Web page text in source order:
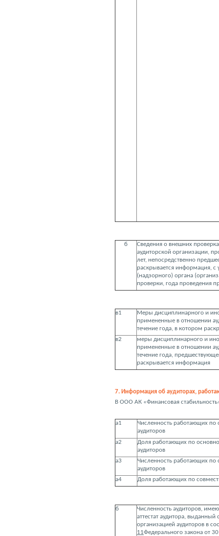
б
Сведения о внешних
аудиторской организации,
лет, непосредственно
раскрывается информация, с
(надзорного) органа
проверки, года проведения
в1
Меры дисциплинарного и
примененные в отношении
течение года, в котором
в2
меры дисциплинарного и
примененные в отношении
течение года,
раскрывается информация
7. Информация об аудиторах,
В ООО АК «Финансовая
а1
Численность работающих по
аудиторов
а2
Доля работающих по
аудиторов
а3
Численность работающих по
аудиторов
а4
Доля работающих по
б
Численность аудиторов,
аттестат аудитора,
организацией аудиторов в
11Федерального закона от